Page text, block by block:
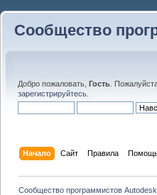
Сообщество
Добро пожаловать, Гость .
зарегистрируйтесь
Начало Сайт Правила
Сообщество программистов